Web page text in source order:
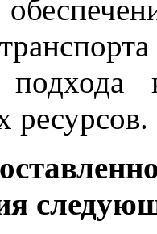
ресурсов.